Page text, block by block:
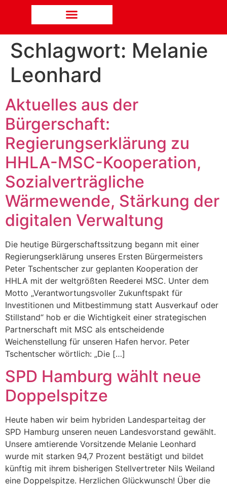
Schlagwort: Melanie
Leonhard
Aktuelles aus der
Bürgerschaft:
Regierungserklärung zu
HHLA-MSC-Kooperation,
Sozialverträgliche
Wärmewende, Stärkung der
digitalen Verwaltung
Die heutige Bürgerschaftssitzung begann mit einer
Regierungserklärung unseres Ersten Bürgermeisters
Peter Tschentscher zur geplanten Kooperation der
HHLA mit der weltgrößten Reederei MSC. Unter dem
Motto „Verantwortungsvoller Zukunftspakt für
Investitionen und Mitbestimmung statt Ausverkauf oder
Stillstand“ hob er die Wichtigkeit einer strategischen
Partnerschaft mit MSC als entscheidende
Weichenstellung für unseren Hafen hervor. Peter
Tschentscher wörtlich: „Die […]
SPD Hamburg wählt neue
Doppelspitze
Heute haben wir beim hybriden Landesparteitag der
SPD Hamburg unseren neuen Landesvorstand gewählt.
Unsere amtierende Vorsitzende Melanie Leonhard
wurde mit starken 94,7 Prozent bestätigt und bildet
künftig mit ihrem bisherigen Stellvertreter Nils Weiland
eine Doppelspitze. Herzlichen Glückwunsch! Über die